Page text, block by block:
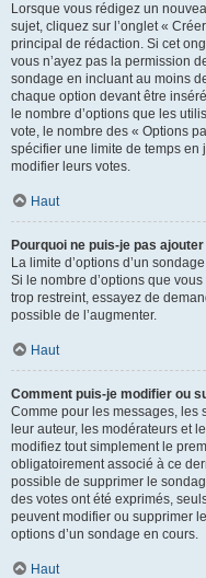
Lorsque vous rédigez un
sujet, cliquez sur l’onglet «
principal de rédaction. Si cet
vous n’ayez pas la permission
sondage en incluant au moins
chaque option devant être
le nombre d’options que les
vote, le nombre des « Options
spécifier une limite de temps en
modifier leurs votes.
Haut
Pourquoi ne puis-je pas
La limite d’options d’un
Si le nombre d’options que
trop restreint, essayez de
possible de l’augmenter.
Haut
Comment puis-je modifier ou
Comme pour les messages, les
leur auteur, les modérateurs et
modifiez tout simplement le
obligatoirement associé à ce
possible de supprimer le
des votes ont été exprimés,
peuvent modifier ou supprimer
options d’un sondage en cours.
Haut